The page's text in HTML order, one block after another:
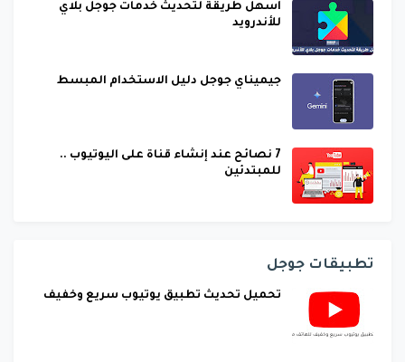
أسهل طريقة لتحديث خدمات جوجل بلاي
للأندرويد
جيميناي جوجل دليل الاستخدام المبسط
7 نصائح عند إنشاء قناة على اليوتيوب ..
للمبتدئين
تطبيقات جوجل
تحميل تحديث تطبيق يوتيوب سريع وخفيف